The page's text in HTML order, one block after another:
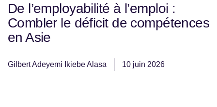
De l’employabilité à l’emploi :
Combler le déficit de compétences
en Asie
Gilbert Adeyemi Ikiebe Alasa 10 juin 2026